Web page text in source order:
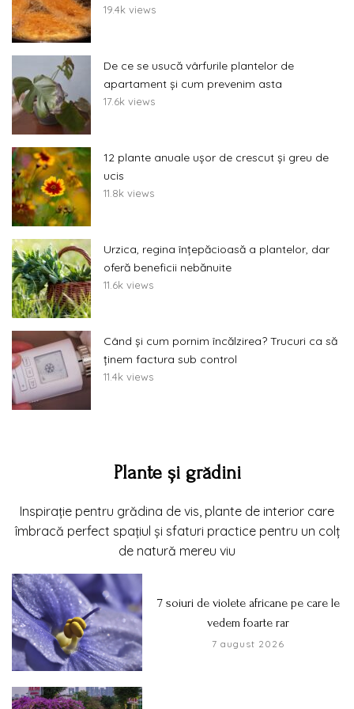
19.4k views
De ce se usucă vârfurile plantelor de
apartament și cum prevenim asta
17.6k views
12 plante anuale ușor de crescut și greu de
ucis
11.8k views
Urzica, regina înțepăcioasă a plantelor, dar
oferă beneficii nebănuite
11.6k views
Când și cum pornim încălzirea? Trucuri ca să
ținem factura sub control
11.4k views
Plante și grădini
Inspirație pentru grădina de vis, plante de interior care
îmbracă perfect spațiul și sfaturi practice pentru un colț
de natură mereu viu
7 soiuri de violete africane pe care le
vedem foarte rar
7 august 2026